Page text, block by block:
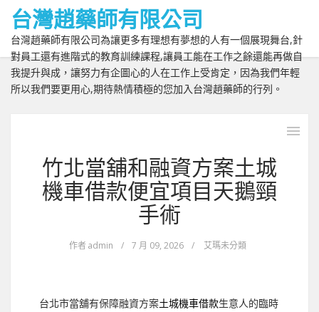
台灣趙藥師有限公司
台灣趙藥師有限公司為讓更多有理想有夢想的人有一個展現舞台,針
對員工還有進階式的教育訓練課程,讓員工能在工作之餘還能再做自
我提升與成，讓努力有企圖心的人在工作上受肯定，因為我們年輕
所以我們要更用心,期待熱情積極的您加入台灣趙藥師的行列。
竹北當舖和融資方案土城
機車借款便宜項目天鵝頸
手術
作者admin / 7 月 09, 2026 / 艾瑪未分類
台北市當舖有保障融資方案土城機車借款生意人的臨時